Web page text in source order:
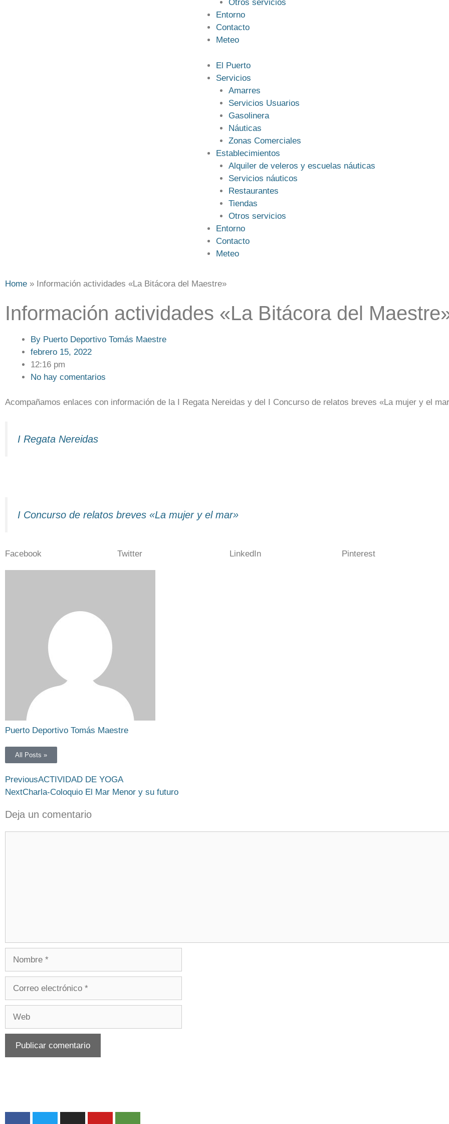
Otros servicios
Entorno
Contacto
Meteo
El Puerto
Servicios
Amarres
Servicios Usuarios
Gasolinera
Náuticas
Zonas Comerciales
Establecimientos
Alquiler de veleros y escuelas náuticas
Servicios náuticos
Restaurantes
Tiendas
Otros servicios
Entorno
Contacto
Meteo
Home » Información actividades «La Bitácora del Maestre»
Información actividades «La Bitácora del
By Puerto Deportivo Tomás Maestre
febrero 15, 2022
12:16 pm
No hay comentarios
Acompañamos enlaces con información de la I Regata Nereidas y del I Concurso de relatos breves «La mujer y el
I Regata Nereidas
I Concurso de relatos breves «La mujer y el mar»
Facebook Twitter LinkedIn Pinterest
Puerto Deportivo Tomás Maestre
All Posts »
PreviousACTIVIDAD DE YOGA
NextCharla-Coloquio El Mar Menor y su futuro
Deja un comentario